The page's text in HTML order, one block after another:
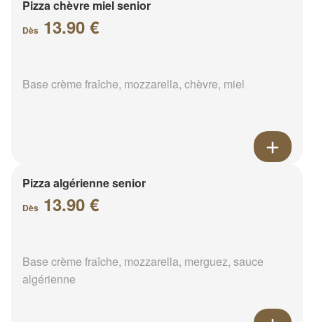
Pizza chèvre miel senior
Dès 13.90 €
Base crème fraîche, mozzarella, chèvre, miel
Pizza algérienne senior
Dès 13.90 €
Base crème fraîche, mozzarella, merguez, sauce
algérienne